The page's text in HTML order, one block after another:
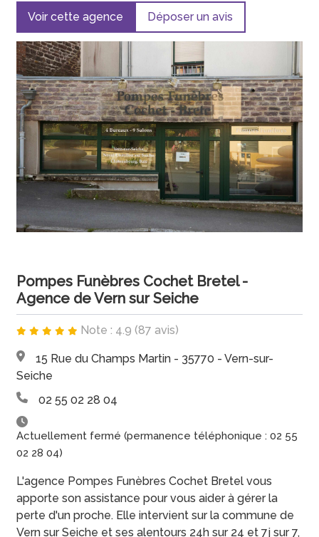
Voir cette agence
Déposer un avis
Pompes Funèbres Cochet Bretel -
Agence de Vern sur Seiche
Note : 4.9 (87 avis)
15 Rue du Champs Martin - 35770 - Vern-sur-
Seiche
02 55 02 28 04
Actuellement fermé (permanence téléphonique : 02 55
02 28 04)
L'agence Pompes Funèbres Cochet Bretel vous
apporte son assistance pour vous aider à gérer la
perte d'un proche. Elle intervient sur la commune de
Vern sur Seiche et ses alentours 24h sur 24 et 7j sur 7,